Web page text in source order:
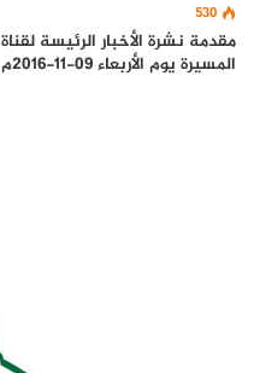
530
مقدمة نشرة الأخبار الرئيسة لقناة
المسيرة يوم الأربعاء 09-11-2016م